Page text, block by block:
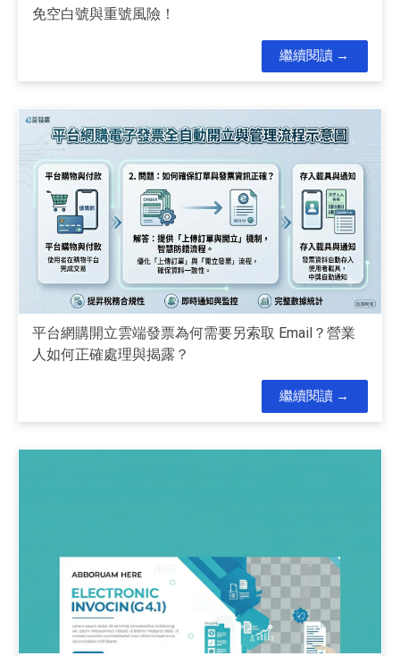
免空白號與重號風險！
繼續閱讀
平台網購開立雲端發票為何需要另索取 Email？營業
人如何正確處理與揭露？
繼續閱讀